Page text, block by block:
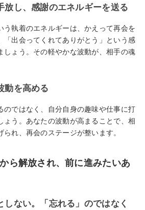
放し、感謝のエネルギーを送る
う執着のエネルギーは、かえって再会を
「出会ってくれてありがとう」という感
しょう。その軽やかな波動が、相手の魂
動を高める
のではなく、自分自身の趣味や仕事に打
ょう。あなたの波動が高まることで、相
れ、再会のステージが整います。
ら解放され、前に進みたいあ
しない。「忘れる」のではなく